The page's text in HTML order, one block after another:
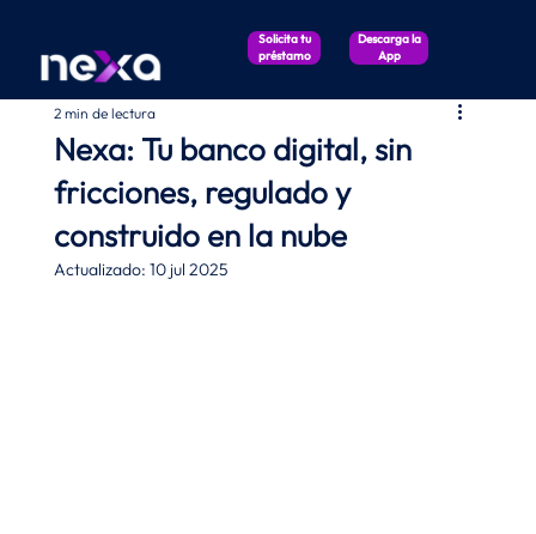
Solicita tu
préstamo
Descarga la
App
Nexa: Tu banco digital, sin
fricciones, regulado y
construido en la nube
2 min de lectura
Actualizado: 10 jul 2025